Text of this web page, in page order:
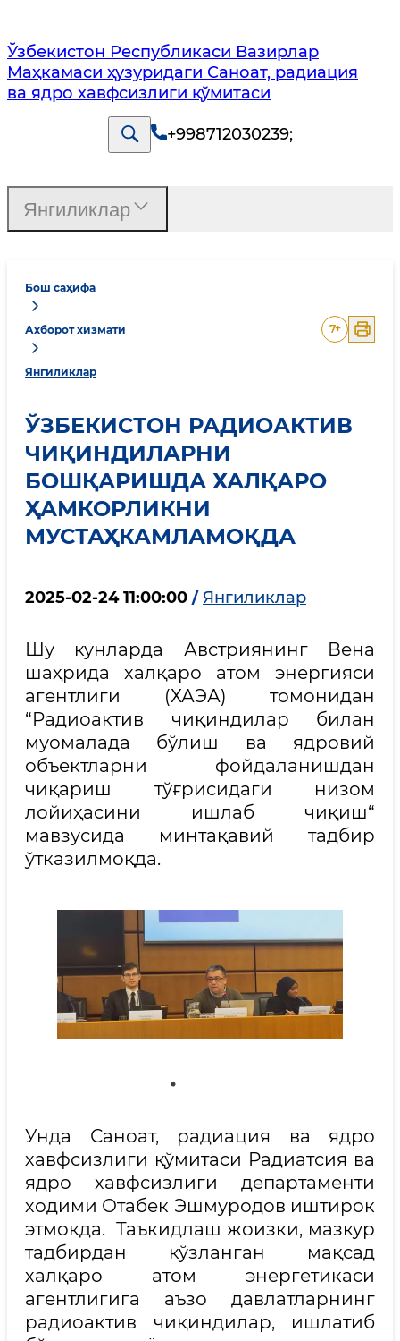
Ўзбекистон Республикаси Вазирлар
Маҳкамаси ҳузуридаги Саноат, радиация
ва ядро хавфсизлиги қўмитаси
+998712030239;
Бош саҳифа
Ахборот хизмати
Янгиликлар
7+
ЎЗБЕКИСТОН РАДИОАКТИВ
ЧИҚИНДИЛАРНИ
БОШҚАРИШДА ХАЛҚАРО
ҲАМКОРЛИКНИ
МУСТАҲКАМЛАМОҚДА
2025-02-24 11:00:00 / Янгиликлар
Шу кунларда Австриянинг Вена
шаҳрида халқаро атом энергияси
агентлиги (ХАЭА) томонидан
“Радиоактив чиқиндилар билан
муомалада бўлиш ва ядровий
объектларни фойдаланишдан
чиқариш тўғрисидаги низом
лойиҳасини ишлаб чиқиш“
мавзусида минтақавий тадбир
ўтказилмоқда.
Унда Саноат, радиация ва ядро
хавфсизлиги қўмитаси Радиатсия ва
ядро хавфсизлиги департаменти
ходими Отабек Эшмуродов иштирок
этмоқда. Таъкидлаш жоизки, мазкур
тадбирдан кўзланган мақсад
халқаро атом энергетикаси
агентлигига аъзо давлатларнинг
радиоактив чиқиндилар, ишлатиб
Янгиликлар